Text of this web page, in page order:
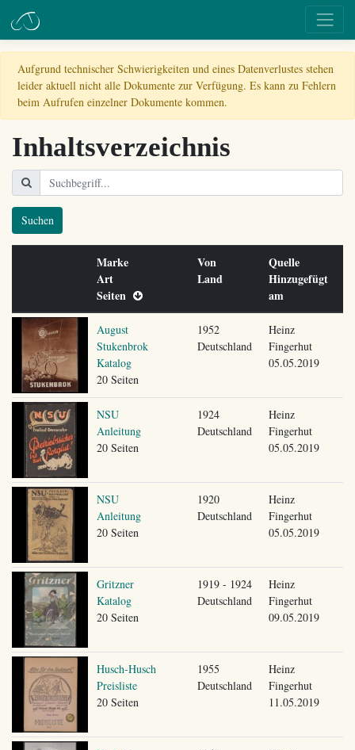
Aufgrund technischer Schwierigkeiten und eines Datenverlustes stehen
leider aktuell nicht alle Dokumente zur Verfügung. Es kann zu Fehlern
beim Aufrufen einzelner Dokumente kommen.
Inhaltsverzeichnis
Suchen
Marke
Art
Seiten
Von
Land
Quelle
Hinzugefügt
am
August
Stukenbrok
Katalog
20 Seiten
1952
Deutschland
Heinz
Fingerhut
05.05.2019
NSU
Anleitung
20 Seiten
1924
Deutschland
Heinz
Fingerhut
05.05.2019
NSU
Anleitung
20 Seiten
1920
Deutschland
Heinz
Fingerhut
05.05.2019
Gritzner
Katalog
20 Seiten
1919 - 1924
Deutschland
Heinz
Fingerhut
09.05.2019
Husch-Husch
Preisliste
20 Seiten
1955
Deutschland
Heinz
Fingerhut
11.05.2019